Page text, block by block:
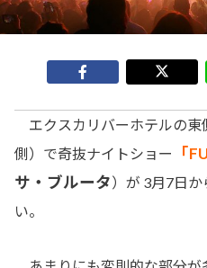
エクスカリバーホテルの東
側）で奇抜ナイトショー
「
サ・ブルータ）が 3月7日
い。